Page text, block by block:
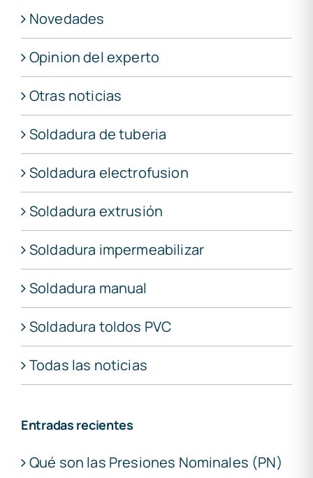
Novedades
Opinion del experto
Otras noticias
Soldadura de tuberia
Soldadura electrofusion
Soldadura extrusión
Soldadura impermeabilizar
Soldadura manual
Soldadura toldos PVC
Todas las noticias
Entradas recientes
Qué son las Presiones Nominales (PN)